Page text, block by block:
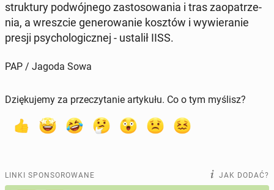
struk­tu­ry po­dwój­ne­go za­sto­so­wa­nia i tras za­opa­trze­
nia, a wresz­cie ge­ne­ro­wa­nie kosztów i wy­wie­ra­nie
presji psy­cho­lo­gicz­nej - ustalił IISS.
PAP / Jagoda Sowa
Dziękujemy za przeczytanie artykułu. Co o tym myślisz?
LINKI SPONSOROWANE JAK DODAĆ?